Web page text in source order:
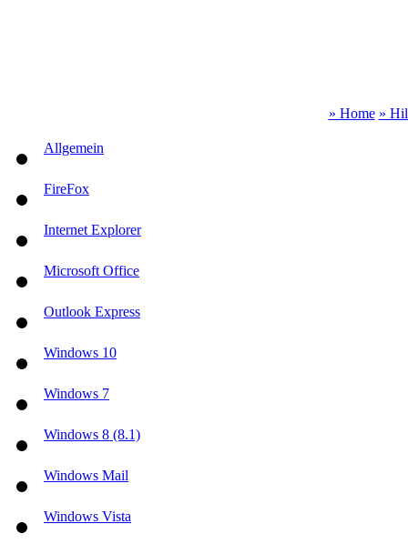
» Home »
Allgemein
FireFox
Internet Explorer
Microsoft Office
Outlook Express
Windows 10
Windows 7
Windows 8 (8.1)
Windows Mail
Windows Vista